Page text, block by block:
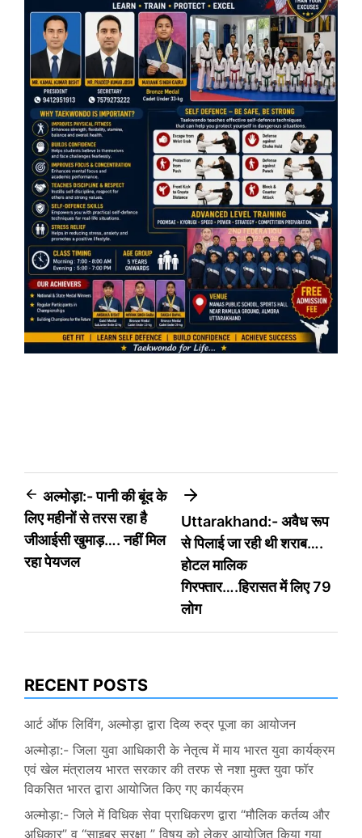
Post
navigation
अल्मोड़ा:- पानी की बूंद के
लिए महीनों से तरस रहा है
जीआईसी खुमाड़…. नहीं मिल
रहा पेयजल
Uttarakhand:- अवैध रूप
से पिलाई जा रही थी शराब….
होटल मालिक
गिरफ्तार….हिरासत में लिए 79
लोग
RECENT POSTS
आर्ट ऑफ लिविंग, अल्मोड़ा द्वारा दिव्य रुद्र पूजा का आयोजन
अल्मोड़ा:- जिला युवा आधिकारी के नेतृत्व में माय भारत युवा कार्यक्रम
एवं खेल मंत्रालय भारत सरकार की तरफ से नशा मुक्त युवा फॉर
विकसित भारत द्वारा आयोजित किए गए कार्यक्रम
अल्मोड़ा:- जिले में विधिक सेवा प्राधिकरण द्वारा “मौलिक कर्तव्य और
अधिकार” व “साइबर सुरक्षा ” विषय को लेकर आयोजित किया गया